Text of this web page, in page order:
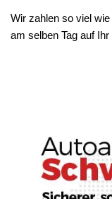
Wir zahlen so viel
am selben Tag auf